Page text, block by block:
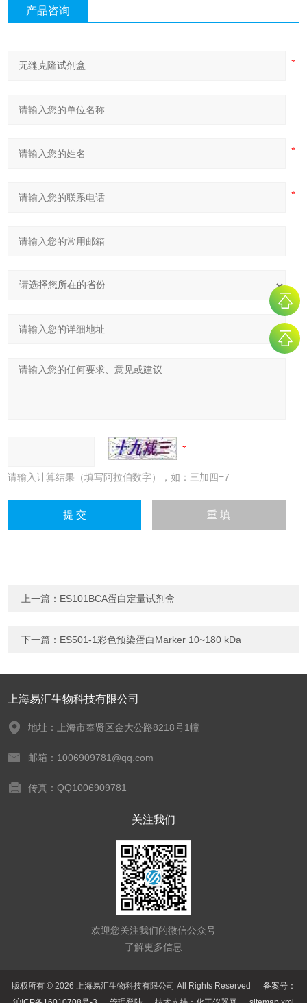
产品咨询
请输入计算结果（填写阿拉伯数字），如：三加四=7
上一篇： ES101BCA蛋白定量试剂盒
下一篇： ES501-1彩色预染蛋白Marker 10~180 kDa
上海易汇生物科技有限公司
地址：上海市奉贤区金大公路8218号1幢
邮箱：1006909781@qq.com
传真：QQ1006909781
关注我们
欢迎您关注我们的微信公众号
了解更多信息
版权所有 © 2026 上海易汇生物科技有限公司 All Rights Reserved 备案号：